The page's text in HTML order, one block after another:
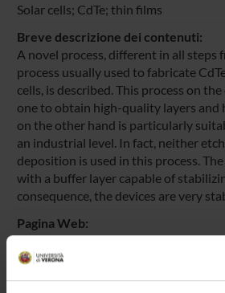
Solar cells; CdTe; thin films
Breve descrizione dei contenuti:
A novel process, different in all steps
process usually used to fabricate
cells, is described. This process on
one to obtain high-quality layers and
on the other hand is particularly
an industrial level. In fact, neither
deposition is used in this process.
with a buffer layer capable of
consequence, the devices are very
Pagina Web:
http://www.elsevier.com/wps/find/
Id prodotto:
54040